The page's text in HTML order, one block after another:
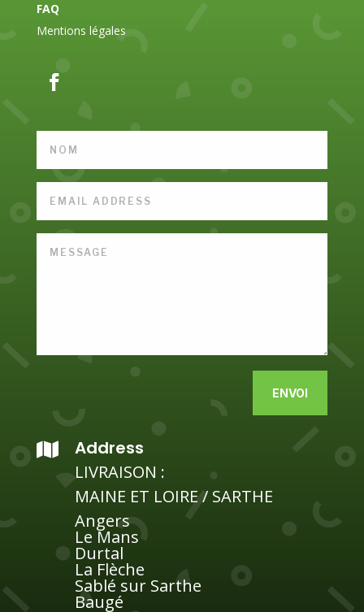
FAQ
Mentions légales
ENVOI
 Address
LIVRAISON :
MAINE ET LOIRE / SARTHE
Angers
Le Mans
Durtal
La Flèche
Sablé sur Sarthe
Baugé